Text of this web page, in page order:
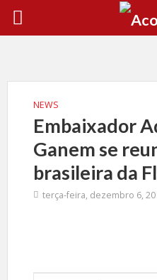
NEWS
Embaixador
Ganem se
brasileira da
terça-feira, dezembro 6,